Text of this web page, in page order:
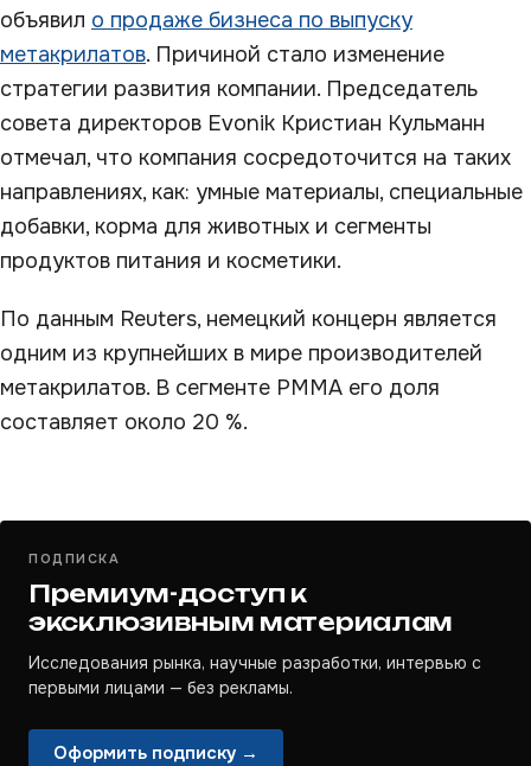
объявил о продаже бизнеса по выпуску
метакрилатов. Причиной стало изменение
стратегии развития компании. Председатель
совета директоров Evonik Кристиан Кульманн
отмечал, что компания сосредоточится на таких
направлениях, как: умные материалы, специальные
добавки, корма для животных и сегменты
продуктов питания и косметики.
По данным Reuters, немецкий концерн является
одним из крупнейших в мире производителей
метакрилатов. В сегменте PMMA его доля
составляет около 20 %.
ПОДПИСКА
Премиум-доступ к
эксклюзивным материалам
Исследования рынка, научные разработки, интервью с
первыми лицами — без рекламы.
Оформить подписку →